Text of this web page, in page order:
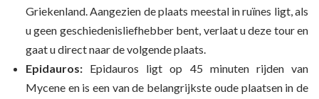
Griekenland. Aangezien de plaats meestal in ruïnes ligt, als
u geen geschiedenisliefhebber bent, verlaat u deze tour en
gaat u direct naar de volgende plaats.
Epidauros: Epidauros ligt op 45 minuten rijden van
Mycene en is een van de belangrijkste oude plaatsen in de